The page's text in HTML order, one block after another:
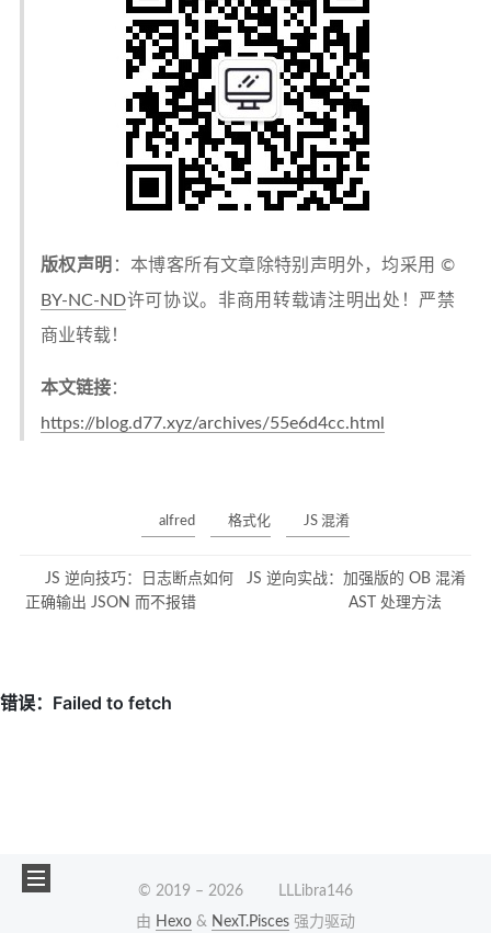
版权声明 ：本博客所有文章除特别声明外，均采用 ©
BY-NC-ND许可协议。非商用转载请注明出处！严禁
商业转载！
本文链接：
https://blog.d77.xyz/archives/55e6d4cc.html
alfred 格式化 JS 混淆
JS 逆向技巧：日志断点如何
正确输出 JSON 而不报错
JS 逆向实战：加强版的 OB 混淆
AST 处理方法
© 2019 –2026
LLLibra146
由 Hexo & NexT.Pisces 强力驱动